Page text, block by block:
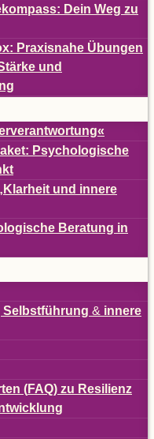
Dein Weg zu
Pra­xis­nahe Übun­gen
und
Psy­cho­lo­gi­sche
Klar­heit und innere
Bera­tung in
Selbst­füh­rung & innere
(FAQ) zu Resi­li­enz